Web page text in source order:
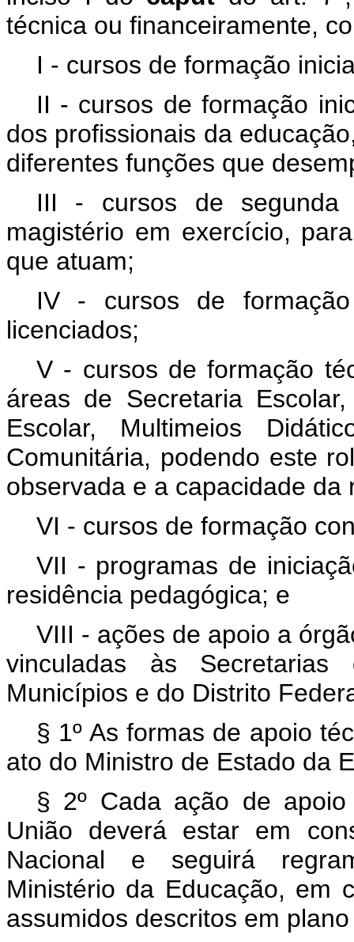
técnica ou financeiramente,
I - cursos de formação
II - cursos de formação
dos profissionais da
diferentes funções que
III - cursos de segunda
magistério em exercício,
que atuam;
IV - cursos de
licenciados;
V - cursos de formação
áreas de Secretaria
Escolar, Multimeios
Comunitária, podendo este
observada e a capacidade da
VI - cursos de formação
VII - programas de
residência pedagógica; e
VIII - ações de apoio a
vinculadas às
Municípios e do Distrito
§ 1º As formas de apoio
ato do Ministro de Estado da
§ 2º Cada ação de
União deverá estar em
Nacional e seguirá
Ministério da Educação, em
assumidos descritos em